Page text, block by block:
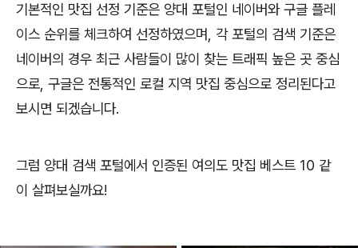
기본적인 맛집 선정 기준은 양대 포털인 네이버와 구글 플레
이스 순위를 체크하여 선정하였으며, 각 포털의 검색 기준은
네이버의 경우 최근 사람들이 많이 찾는 트래픽 높은 곳 중심
으로, 구글은 전통적인 로컬 지역 맛집 중심으로 정리된다고
보시면 되겠습니다.
그럼 양대 검색 포털에서 인증된 여의도 맛집 베스트 10 같
이 살펴보실까요!